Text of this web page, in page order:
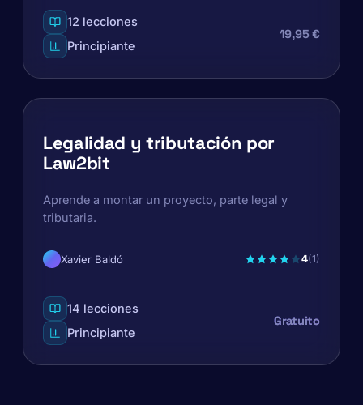
12 lecciones
Principiante
19,95 €
Legalidad y tributación por
Law2bit
Aprende a montar un proyecto, parte legal y
tributaria.
Xavier Baldó 4(1)
14 lecciones
Principiante
Gratuito